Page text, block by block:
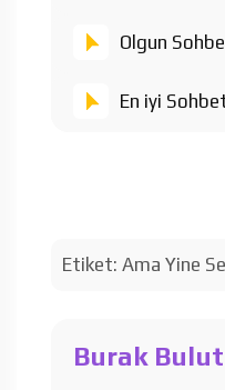
Olgun
En iyi
Etiket: Ama Yine
Burak